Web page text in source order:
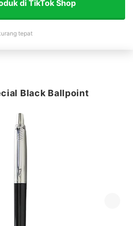
di TikTok Shop
tepat
Black Ballpoint